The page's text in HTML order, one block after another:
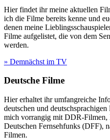
Hier findet ihr meine aktuellen
ich die Filme bereits kenne und
denen meine
Filme aufgelistet, die von dem
werden.
» Demnächst im TV
Deutsche Filme
Hier erhaltet ihr umfangreiche
deutschen und
mich vorrangig mit DDR-
Deutschen Fernsehfunks (DFF),
Filmen.